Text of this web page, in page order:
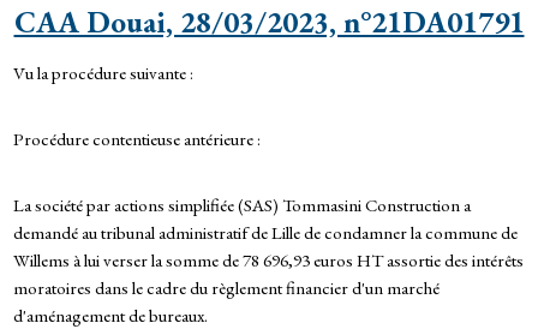
CAA Douai, 28/03/2023, n°21DA01791
Vu la procédure suivante :
Procédure contentieuse antérieure :
La société par actions simplifiée (SAS) Tommasini Construction a
demandé au tribunal administratif de Lille de condamner la commune de
Willems à lui verser la somme de 78 696,93 euros HT assortie des intérêts
moratoires dans le cadre du règlement financier d'un marché
d'aménagement de bureaux.